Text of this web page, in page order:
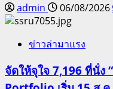
admin 06/08/2026
ข่าวล่ามาแรง
จัดให้จุใจ 7,196 ที่นั่ง